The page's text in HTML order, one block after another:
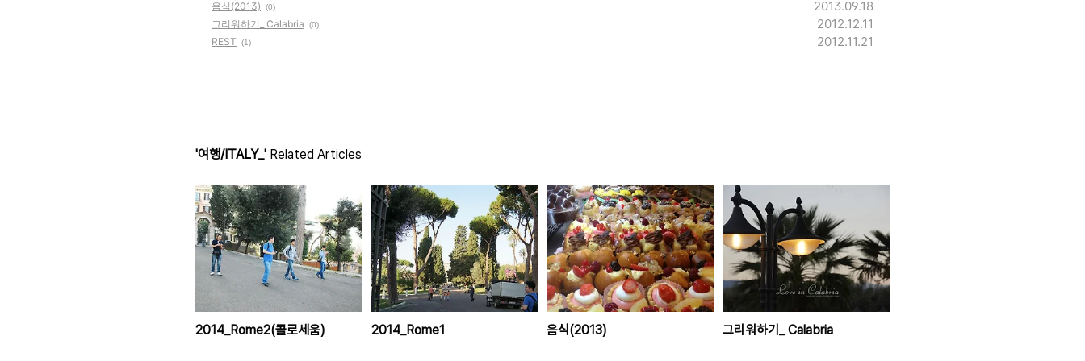
음식(2013) (0) 2013.09.18
그리워하기_ Calabria (0) 2012.12.11
REST (1) 2012.11.21
'여행/ITALY_' Related Articles
2014_Rome2(콜로세움) 2014_Rome1 음식(2013) 그리워하기_ Calabria